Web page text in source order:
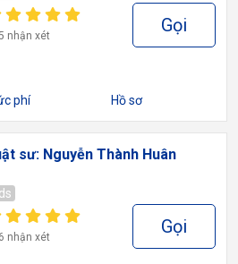
nhận xét Gọi
phí Hồ sơ
sư: Nguyễn Thành Huân
nhận xét Gọi